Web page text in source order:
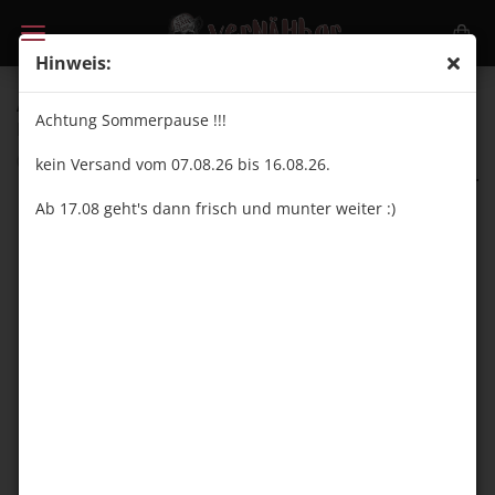
Hinweis:
Achtung Sommerpause !!!
kein Versand vom 07.08.26 bis 16.08.26.
Ab 17.08 geht's dann frisch und munter weiter :)
Aufstieg der Verdammten (grün) - 2 m - Paneel -
French Terry
(Art.Nr.:VN25154)
vernähbar